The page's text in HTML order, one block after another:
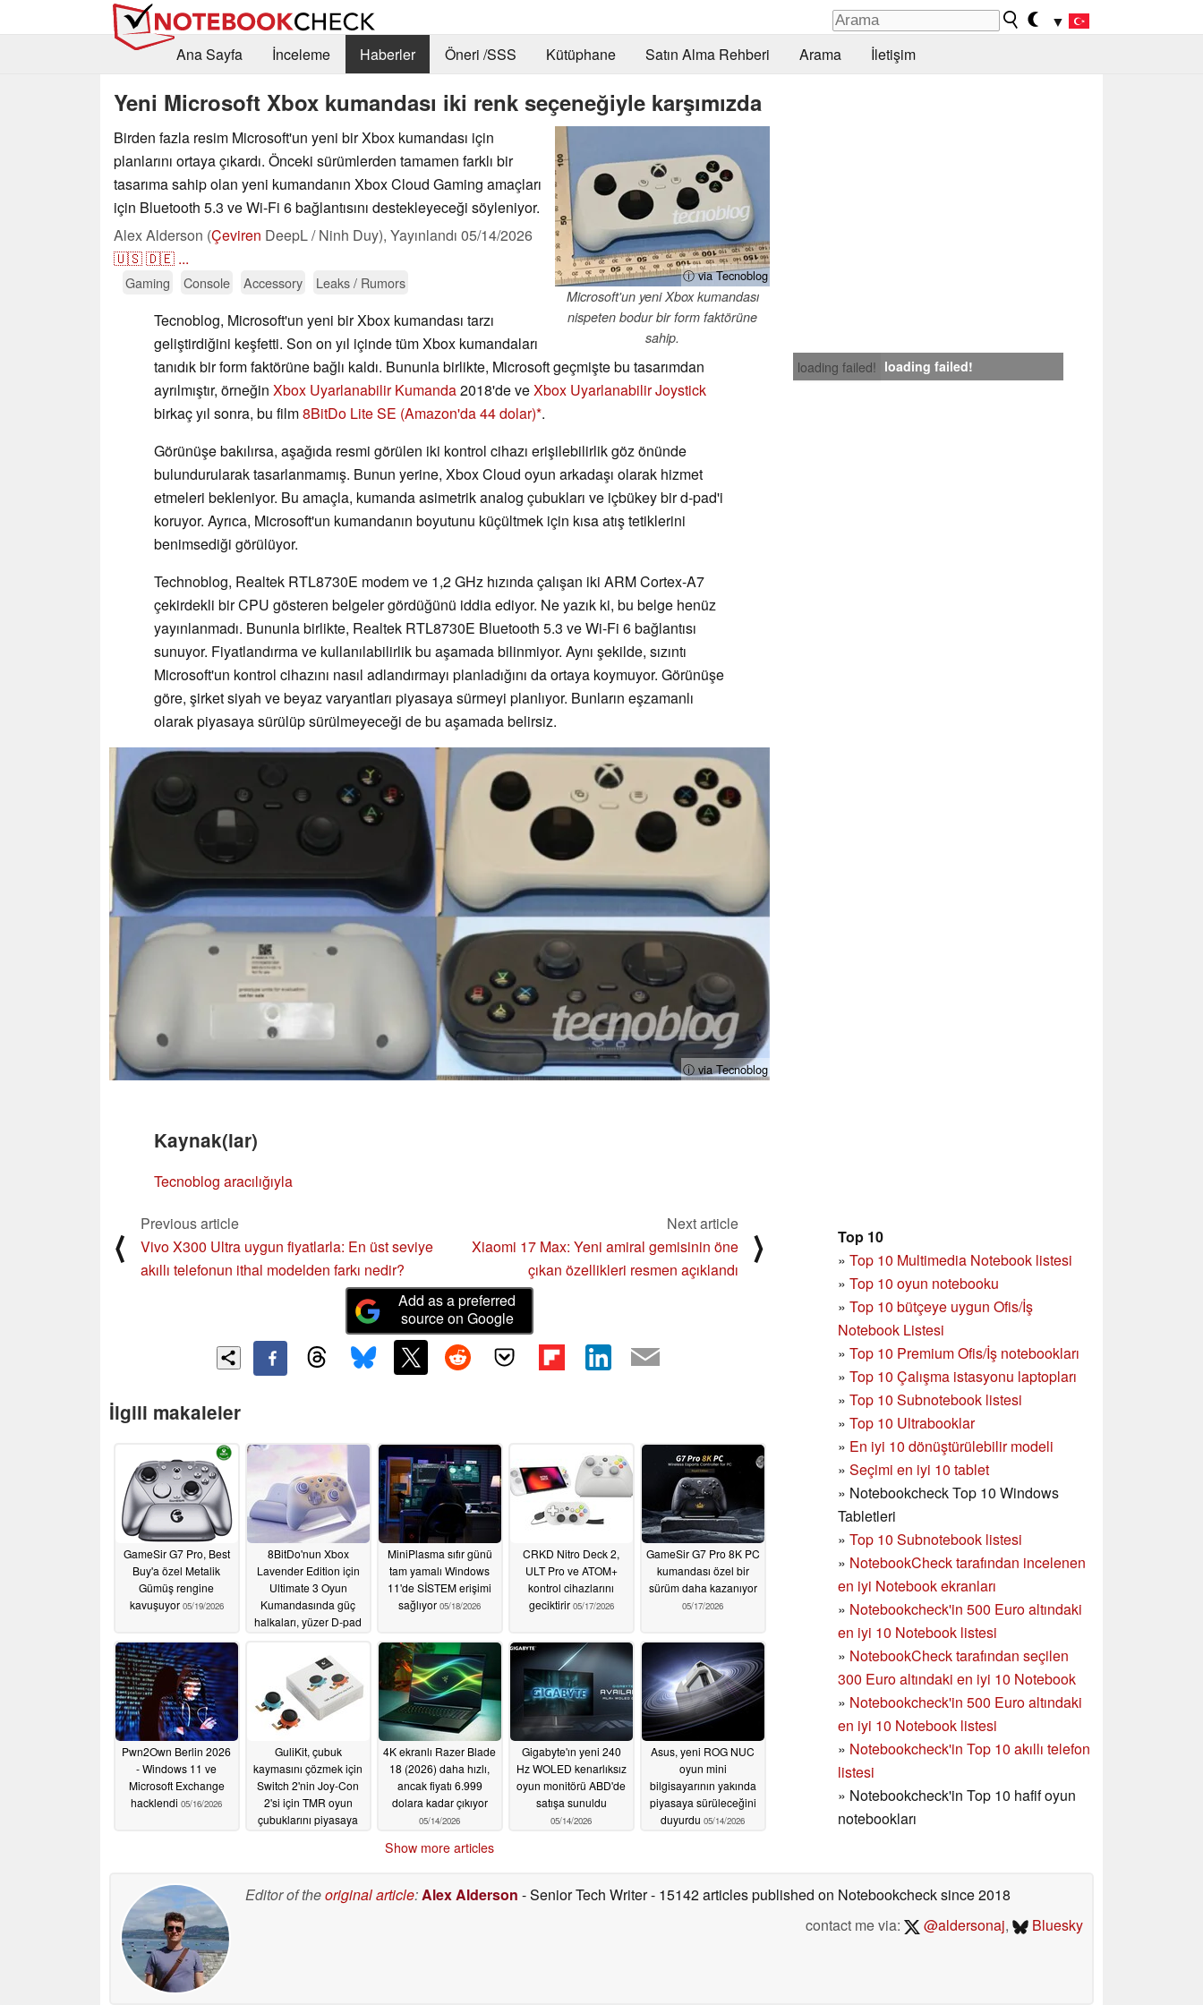
▼
Ana Sayfa
İnceleme Haberler Öneri /SSS Kütüphane Satın Alma Rehberi Arama İletişim
Yeni Microsoft Xbox kumandası iki renk seçeneğiyle karşımızda
ⓘ via Tecnoblog
Microsoft'un yeni Xbox kumandası
nispeten bodur bir form faktörüne
sahip.
Birden fazla resim Microsoft'un yeni bir Xbox kumandası için
planlarını ortaya çıkardı. Önceki sürümlerden tamamen farklı bir
tasarıma sahip olan yeni kumandanın Xbox Cloud Gaming amaçları
için Bluetooth 5.3 ve Wi-Fi 6 bağlantısını destekleyeceği söyleniyor.
Alex Alderson (Çeviren DeepL / Ninh Duy), Yayınlandı 05/14/2026
🇺🇸🇩🇪 ...
Gaming Console Accessory Leaks / Rumors
loading failed! loading failed!
Tecnoblog, Microsoft'un yeni bir Xbox kumandası tarzı
geliştirdiğini keşfetti. Son on yıl içinde tüm Xbox kumandaları
tanıdık bir form faktörüne bağlı kaldı. Bununla birlikte, Microsoft geçmişte bu tasarımdan
ayrılmıştır, örneğin Xbox Uyarlanabilir Kumanda2018'de veXbox Uyarlanabilir Joystick
birkaç yıl sonra, bu film8BitDo Lite SE (Amazon'da 44 dolar) .
Görünüşe bakılırsa, aşağıda resmi görülen iki kontrol cihazı erişilebilirlik göz önünde
bulundurularak tasarlanmamış. Bunun yerine, Xbox Cloud oyun arkadaşı olarak hizmet
etmeleri bekleniyor. Bu amaçla, kumanda asimetrik analog çubukları ve içbükey bir d-pad'i
koruyor. Ayrıca, Microsoft'un kumandanın boyutunu küçültmek için kısa atış tetiklerini
benimsediği görülüyor.
Technoblog, Realtek RTL8730E modem ve 1,2 GHz hızında çalışan iki ARM Cortex-A7
çekirdekli bir CPU gösteren belgeler gördüğünü iddia ediyor. Ne yazık ki, bu belge henüz
yayınlanmadı. Bununla birlikte, Realtek RTL8730E Bluetooth 5.3 ve Wi-Fi 6 bağlantısı
sunuyor. Fiyatlandırma ve kullanılabilirlik bu aşamada bilinmiyor. Aynı şekilde, sızıntı
Microsoft'un kontrol cihazını nasıl adlandırmayı planladığını da ortaya koymuyor. Görünüşe
göre, şirket siyah ve beyaz varyantları piyasaya sürmeyi planlıyor. Bunların eşzamanlı
olarak piyasaya sürülüp sürülmeyeceği de bu aşamada belirsiz.
ⓘ via Tecnoblog
Kaynak(lar)
Tecnoblog aracılığıyla
Top 10
» Top 10 Multimedia Notebook listesi
» Top 10 oyun notebooku
» Top 10 bütçeye uygun Ofis/İş
Notebook Listesi
» Top 10 Premium Ofis/İş notebookları
» Top 10 Çalışma istasyonu laptopları
» Top 10 Subnotebook listesi
» Top 10 Ultrabooklar
» En iyi 10 dönüştürülebilir modeli
» Seçimi en iyi 10 tablet
» Notebookcheck Top 10 Windows
Tabletleri
» Top 10 Subnotebook listesi
» NotebookCheck tarafından incelenen
en iyi Notebook ekranları
» Notebookcheck'in 500 Euro altındaki
en iyi 10 Notebook listesi
» NotebookCheck tarafından seçilen
300 Euro altındaki en iyi 10 Notebook
» Notebookcheck'in 500 Euro altındaki
en iyi 10 Notebook listesi
» Notebookcheck'in Top 10 akıllı telefon
listesi
» Notebookcheck'in Top 10 hafif oyun
notebookları
⟨
Previous article
Vivo X300 Ultra uygun fiyatlarla: En üst seviye
akıllı telefonun ithal modelden farkı nedir?
Next article
Xiaomi 17 Max: Yeni amiral gemisinin öne
çıkan özellikleri resmen açıklandı
⟩
Add as a preferred
source on Google
İlgili makaleler
GameSir G7 Pro, Best
Buy'a özel Metalik
Gümüş rengine
kavuşuyor 05/19/2026
8BitDo'nun Xbox
Lavender Edition için
Ultimate 3 Oyun
Kumandasında güç
halkaları, yüzer D-pad
05/19/2026
MiniPlasma sıfır günü
tam yamalı Windows
11'de SİSTEM erişimi
sağlıyor 05/18/2026
CRKD Nitro Deck 2,
ULT Pro ve ATOM+
kontrol cihazlarını
geciktirir 05/17/2026
GameSir G7 Pro 8K PC
kumandası özel bir
sürüm daha kazanıyor
05/17/2026
Pwn2Own Berlin 2026
- Windows 11 ve
Microsoft Exchange
hacklendi 05/16/2026
GuliKit, çubuk
kaymasını çözmek için
Switch 2'nin Joy-Con
2'si için TMR oyun
çubuklarını piyasaya
4K ekranlı Razer Blade
18 (2026) daha hızlı,
ancak fiyatı 6.999
dolara kadar çıkıyor
05/14/2026
Gigabyte'ın yeni 240
Hz WOLED kenarlıksız
oyun monitörü ABD'de
satışa sunuldu
05/14/2026
Asus, yeni ROG NUC
oyun mini
bilgisayarının yakında
piyasaya sürüleceğini
duyurdu 05/14/2026
Show more articles
Editor of theoriginal article:Alex Alderson - Senior Tech Writer- 15142 articles published on Notebookchecksince 2018
contact me via:
@aldersonaj, Bluesky